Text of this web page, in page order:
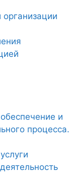
и
процесса.